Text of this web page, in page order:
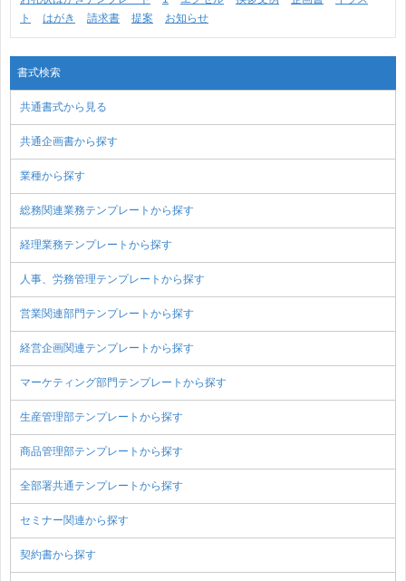
ト
はがき 請求書 提案 お知らせ
書式検索
共通書式から見る
共通企画書から探す
業種から探す
総務関連業務テンプレートから探す
経理業務テンプレートから探す
人事、労務管理テンプレートから探す
営業関連部門テンプレートから探す
経営企画関連テンプレートから探す
マーケティング部門テンプレートから探す
生産管理部テンプレートから探す
商品管理部テンプレートから探す
全部署共通テンプレートから探す
セミナー関連から探す
契約書から探す